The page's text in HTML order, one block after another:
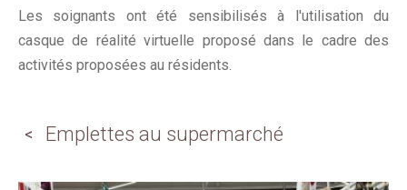
Les soignants ont été sensibilisés à l'utilisation du
casque de réalité virtuelle proposé dans le cadre des
activités proposées au résidents.
Emplettes au supermarché